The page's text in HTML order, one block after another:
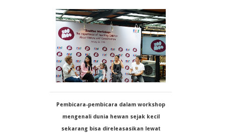
Pembicara-pembicara dalam workshop
mengenali dunia hewan sejak kecil
sekarang bisa direleasasikan lewat